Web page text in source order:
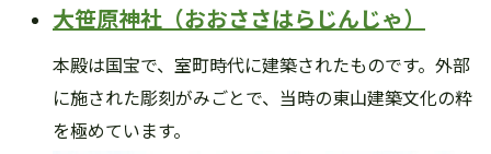
大笹原神社（おおささはらじんじゃ）
本殿は国宝で、室町時代に建築されたものです。外部
に施された彫刻がみごとで、当時の東山建築文化の粋
を極めています。